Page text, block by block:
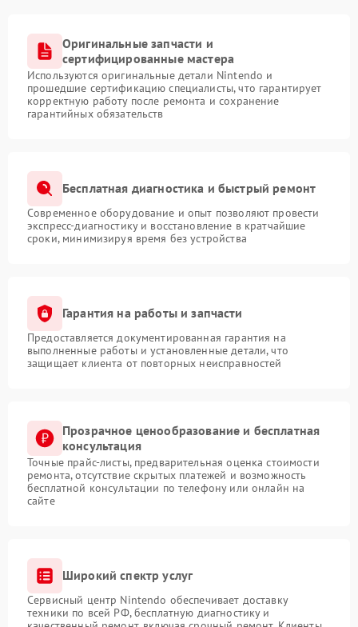
Оригинальные запчасти и
сертифицированные мастера
Используются оригинальные детали Nintendo и
прошедшие сертификацию специалисты, что гарантирует
корректную работу после ремонта и сохранение
гарантийных обязательств
Бесплатная диагностика и быстрый ремонт
Современное оборудование и опыт позволяют провести
экспресс-диагностику и восстановление в кратчайшие
сроки, минимизируя время без устройства
Гарантия на работы и запчасти
Предоставляется документированная гарантия на
выполненные работы и установленные детали, что
защищает клиента от повторных неисправностей
Прозрачное ценообразование и бесплатная
консультация
Точные прайс-листы, предварительная оценка стоимости
ремонта, отсутствие скрытых платежей и возможность
бесплатной консультации по телефону или онлайн на
сайте
Широкий спектр услуг
Сервисный центр Nintendo обеспечивает доставку
техники по всей РФ, бесплатную диагностику и